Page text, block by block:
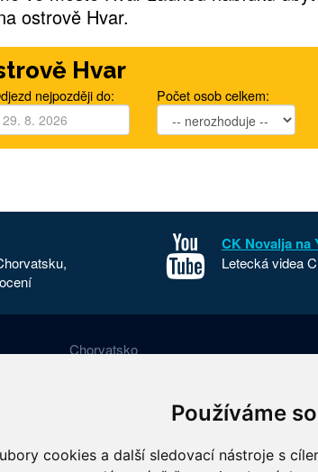
Používáme
cookies a další sledovací nástroje s
ostrově Hvar.
Hvar
nejpozději do:
Počet osob celkem:
CK Novalja na
Letecká videa
Chorvatsko
Národní parky Chorvatska